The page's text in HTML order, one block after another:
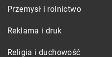
Przemysł i rolnictwo
Reklama i druk
Religia i duchowość